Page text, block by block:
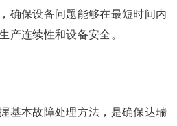
确保设备问题能够在最短时间内
产连续性和设备安全。
基本故障处理方法，是确保达瑞